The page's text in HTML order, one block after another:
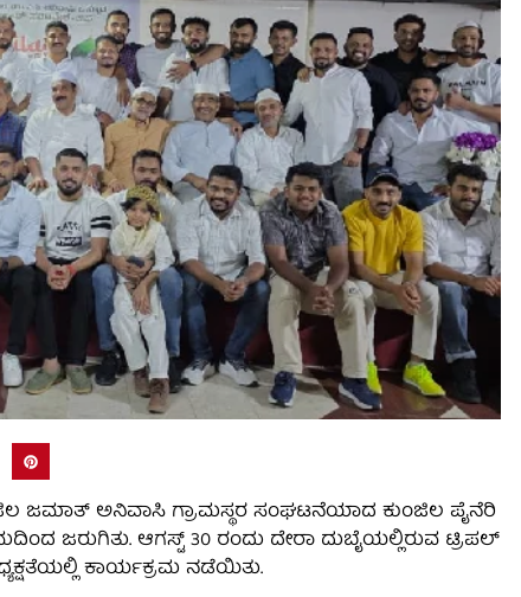
ಜಮಾತ್ ಅನಿವಾಸಿ ಗ್ರಾಮಸ್ಥರ ಸಂಘಟನೆಯಾದ ಕುಂಜಿಲ ಪೈನೆರಿ
ಜರುಗಿತು. ಆಗಸ್ಟ್ 30 ರಂದು ದೇರಾ ದುಬೈಯಲ್ಲಿರುವ ಟ್ರಿಪಲ್
ಕಾರ್ಯಕ್ರಮ ನಡೆಯಿತು.